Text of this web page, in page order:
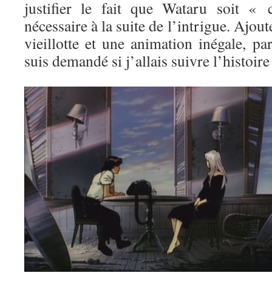
justifier le fait que Wataru soit «
nécessaire à la suite de l’intrigue.
vieillotte et une animation inégale,
suis demandé si j’allais suivre